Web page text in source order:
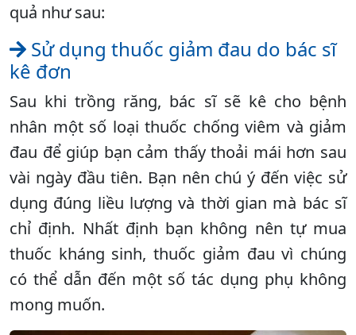
quả như sau:
Sử dụng thuốc giảm đau do bác sĩ
kê đơn
Sau khi trồng răng, bác sĩ sẽ kê cho bệnh
nhân một số loại thuốc chống viêm và giảm
đau để giúp bạn cảm thấy thoải mái hơn sau
vài ngày đầu tiên. Bạn nên chú ý đến việc sử
dụng đúng liều lượng và thời gian mà bác sĩ
chỉ định. Nhất định bạn không nên tự mua
thuốc kháng sinh, thuốc giảm đau vì chúng
có thể dẫn đến một số tác dụng phụ không
mong muốn.